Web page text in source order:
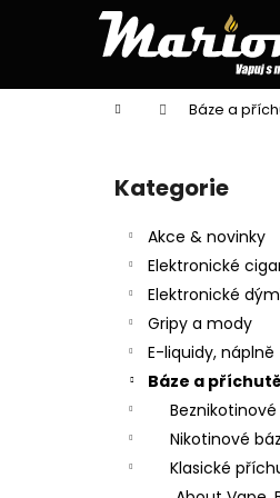
Domů Báze a
Přeskočit
kategorie
Kategorie
Akce & novinky
Elektronické
Elektronické
Gripy a mody
E-liquidy, náplně
Báze a příchutě
Nikotinové
Klasické
í
Zpět
do
Zpět
do